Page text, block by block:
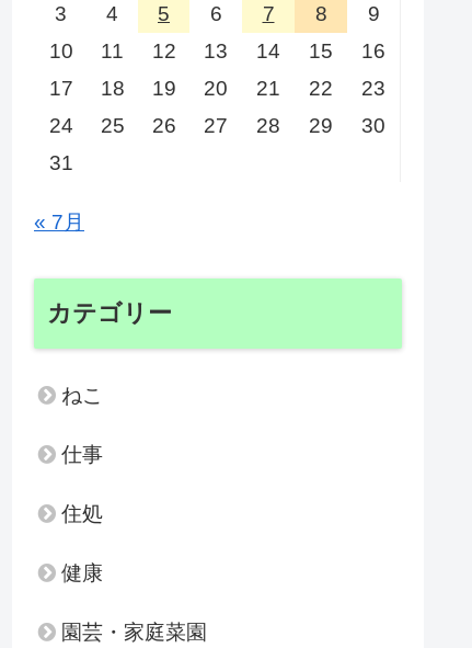
3
4 5 6 7 8
9
10
11 12 13 14 15
16
17
18 19 20 21 22
23
24
25 26 27 28 29
30
31
« 7月
カテゴリー
ねこ
仕事
住処
健康
園芸・家庭菜園